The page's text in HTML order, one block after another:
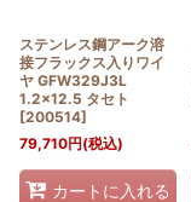
ステンレス鋼アーク溶
接フラックス入りワイ
ヤ GFW329J3L
1.2x12.5 タセト
[200514]
79,710円(税込)
カートに入れる